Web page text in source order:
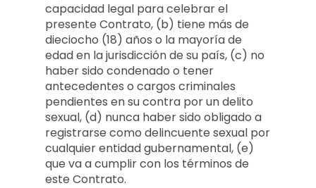
capacidad legal para celebrar el
presente Contrato, (b) tiene más de
dieciocho (18) años o la mayoría de
edad en la jurisdicción de su país, (c) no
haber sido condenado o tener
antecedentes o cargos criminales
pendientes en su contra por un delito
sexual, (d) nunca haber sido obligado a
registrarse como delincuente sexual por
cualquier entidad gubernamental, (e)
que va a cumplir con los términos de
este Contrato.